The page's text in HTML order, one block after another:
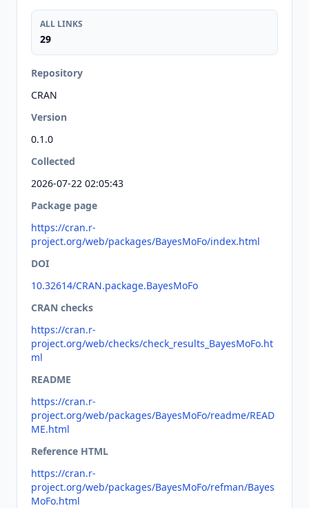
ALL LINKS
29
Repository
CRAN
Version
0.1.0
Collected
2026-07-22 02:05:43
Package page
https://cran.r-
project.org/web/packages/BayesMoFo/index.html
DOI
10.32614/CRAN.package.BayesMoFo
CRAN checks
https://cran.r-
project.org/web/checks/check_results_BayesMoFo.ht
ml
README
https://cran.r-
project.org/web/packages/BayesMoFo/readme/READ
ME.html
Reference HTML
https://cran.r-
project.org/web/packages/BayesMoFo/refman/Bayes
MoFo.html